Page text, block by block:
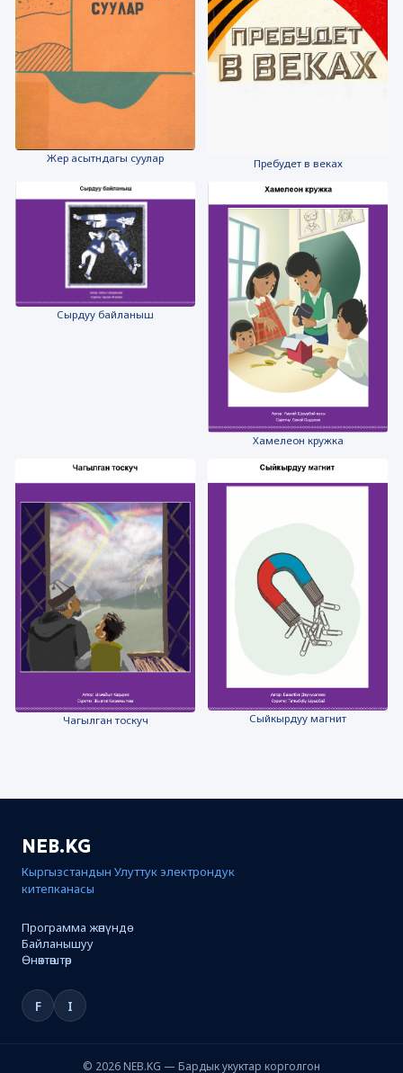
Жер асытндагы суулар Пребудет в веках
Сырдуу байланыш
Хамелеон кружка
Чагылган тоскуч Сыйкырдуу магнит
NEB.KG
Кыргызстандын Улуттук электрондук
китепканасы
Программа жөнүндө
Байланышуу
Өнөктөштөр
F I
© 2026 NEB.KG — Бардык укуктар корголгон